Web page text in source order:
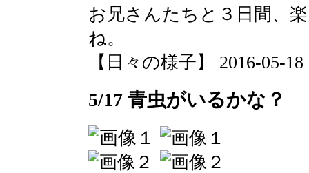
お兄さんたちと３日間、
ね。
【日々の様子】 2016-05-
5/17 青虫がいるかな？